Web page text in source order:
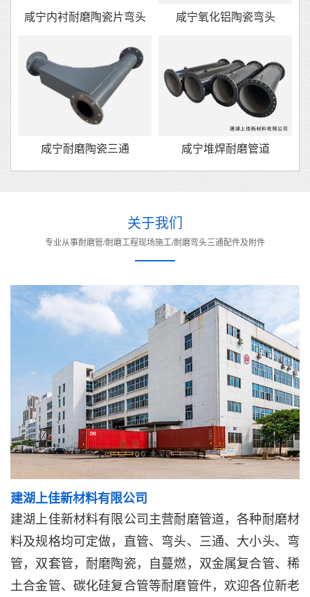
咸宁内衬耐磨陶瓷片弯头 咸宁氧化铝陶瓷弯头
咸宁耐磨陶瓷三通 咸宁堆焊耐磨管道
关于我们
专业从事耐磨管/耐磨工程现场施工/耐磨弯头三通配件及附件
建湖上佳新材料有限公司
建湖上佳新材料有限公司主营耐磨管道，各种耐磨材
料及规格均可定做，直管、弯头、三通、大小头、弯
管，双套管，耐磨陶瓷，自蔓燃，双金属复合管、稀
土合金管、碳化硅复合管等耐磨管件，欢迎各位新老